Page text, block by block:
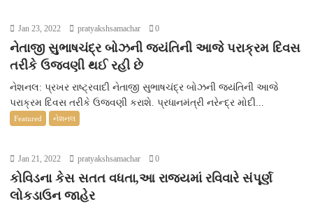
Jan 23, 2022 pratyakshsamachar 0
નેતાજી સુભાષચંદ્ર બોઝની જયંતિની આજે પરાક્રમ દિવસ
તરીકે ઉજવણી થઈ રહી છે
નેશનલ: પ્રખર રાષ્ટ્રવાદી નેતાજી સુભાષચંદ્ર બોઝની જયંતિની આજે
પરાક્રમ દિવસ તરીકે ઉજવણી કરાશે. પ્રધાનમંત્રી નરેન્દ્ર મોદી...
Featured નેશનલ
Jan 21, 2022 pratyakshsamachar 0
કોવિડના કેસ સતત વધતા,આ રાજ્યમાં રવિવારે સંપૂર્ણ
લોકડાઉન જાહેર